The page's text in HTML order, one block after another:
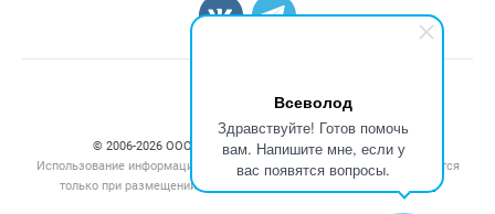
Всеволод
Здравствуйте! Готов помочь
вам. Напишите мне, если у
вас появятся вопросы.
Счетчики, авторское право, логотипы
© 2006‑2026 ООО “Инлайн”. 12+ Все права защищены.
Использование информации, размещенной на данном сайте, допускается
только при размещении активной гиперссылки на сайт
milknet.ru